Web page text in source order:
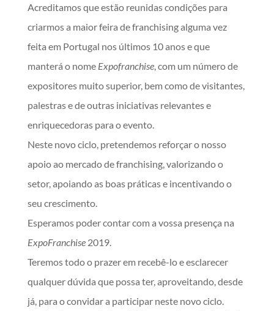
Acreditamos que estão reunidas condições para
criarmos a maior feira de franchising alguma vez
feita em Portugal nos últimos 10 anos e que
manterá o nome Expofranchise, com um número de
expositores muito superior, bem como de visitantes,
palestras e de outras iniciativas relevantes e
enriquecedoras para o evento.
Neste novo ciclo, pretendemos reforçar o nosso
apoio ao mercado de franchising, valorizando o
setor, apoiando as boas práticas e incentivando o
seu crescimento.
Esperamos poder contar com a vossa presença na
ExpoFranchise2019.
Teremos todo o prazer em recebê-lo e esclarecer
qualquer dúvida que possa ter, aproveitando, desde
já, para o convidar a participar neste novo ciclo.